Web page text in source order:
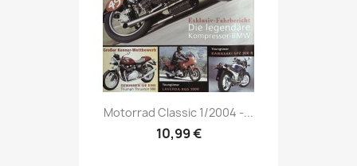
Vorschau
Motorrad Classic 1/2004 -...
10,99 €